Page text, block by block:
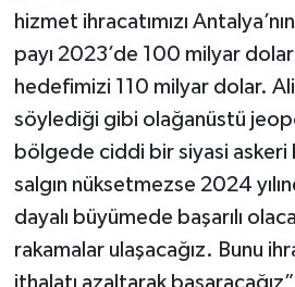
hizmet ihracatımızı
payı 2023’de 100 milyar
hedefimizi 110 milyar dolar. Ali
söylediği gibi olağanüstü
bölgede ciddi bir siyasi askeri
salgın nüksetmezse 2024
dayalı büyümede başarılı
rakamalar ulaşacağız. Bunu
ithalatı azaltarak